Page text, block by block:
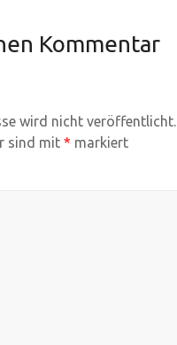
Kommentar
wird nicht veröffentlicht.
sind mit * markiert